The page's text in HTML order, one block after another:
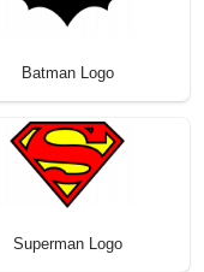
Batman Logo
Superman Logo